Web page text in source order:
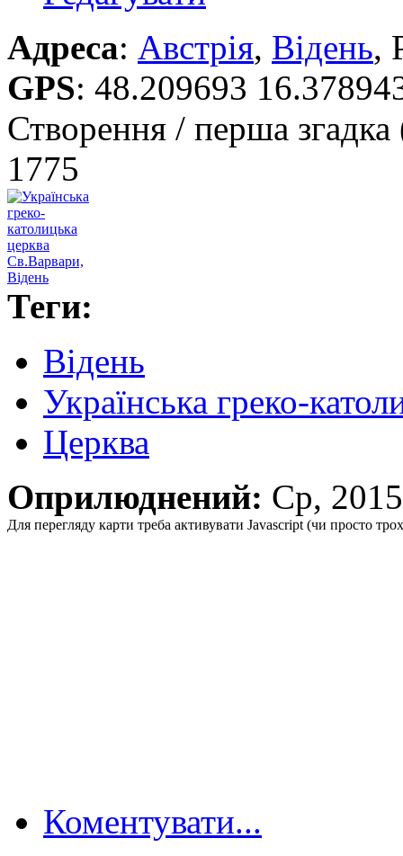
Адреса: Австрія, Відень,
GPS: 48.209693
Створення / перша
1775
Теги:
Відень
Українська греко-
Церква
Оприлюднений: Ср,
Для перегляду карти треба активувати Javascript (чи просто
Коментувати...